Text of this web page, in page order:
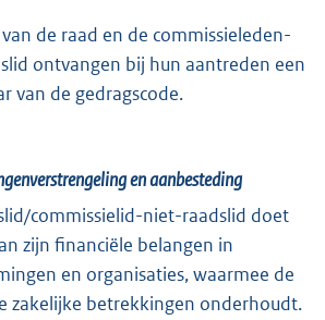
de raad en de commissieleden-
ontvangen bij hun aantreden een
van de gedragscode.
en aanbesteding
commissielid-niet-raadslid doet
zijn financiële belangen in
en organisaties, waarmee de
zakelijke betrekkingen onderhoudt.